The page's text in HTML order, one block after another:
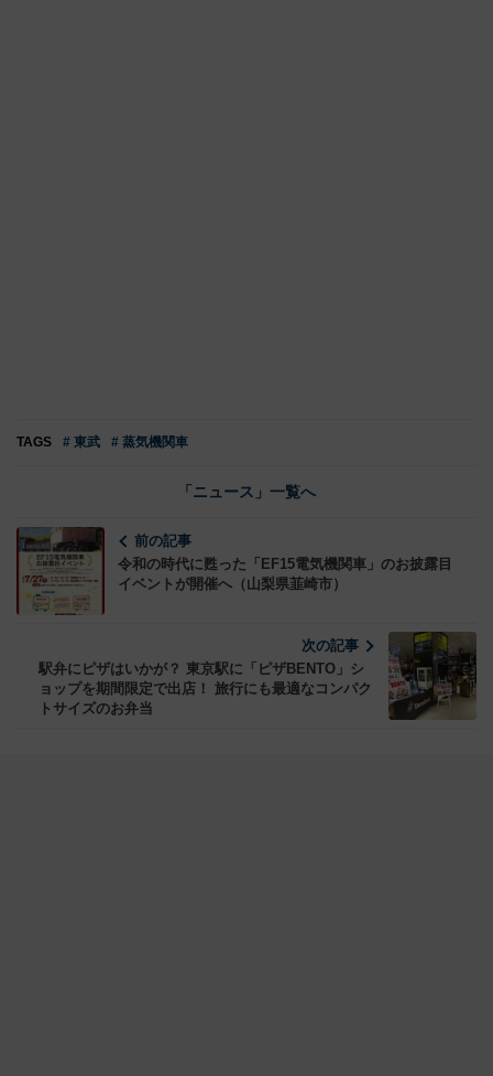
TAGS # 東武 # 蒸気機関車
「ニュース」一覧へ
前の記事
令和の時代に甦った「EF15電気機関車」のお披露目
イベントが開催へ（山梨県韮崎市）
次の記事
駅弁にピザはいかが？ 東京駅に「ピザBENTO」シ
ョップを期間限定で出店！ 旅行にも最適なコンパク
トサイズのお弁当